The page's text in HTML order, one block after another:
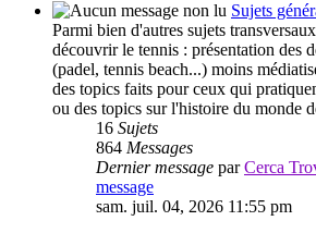
Sujets
Parmi bien d'autres sujets
découvrir le tennis : présentation des
(padel, tennis beach...) moins
des topics faits pour ceux qui
ou des topics sur l'histoire du monde
16 Sujets
864 Messages
Dernier message parCerca
message
sam. juil. 04, 2026 11:55 pm